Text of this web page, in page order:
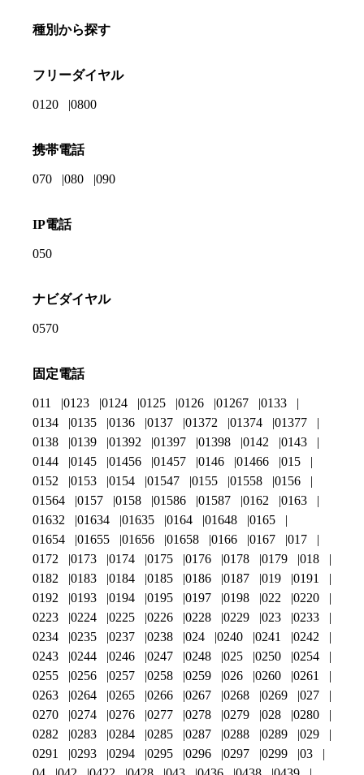
種別から探す
フリーダイヤル
0120 0800
携帯電話
070 080 090
IP電話
050
ナビダイヤル
0570
固定電話
011 0123 0124 0125 0126 01267
0133
0134
0135 0136 0137 01372 01374
01377
0138
0139 01392 01397 01398 0142
0143
0144
0145 01456 01457 0146 01466
015
0152
0153 0154 01547 0155 01558
0156
01564
0157 0158 01586 01587 0162
0163
01632
01634 01635 0164 01648
0165
01654
01655 01656 01658 0166 0167
017
0172
0173 0174 0175 0176 0178 0179
018
0182
0183 0184 0185 0186 0187 019
0191
0192
0193 0194 0195 0197 0198 022
0220
0223
0224 0225 0226 0228 0229 023
0233
0234
0235 0237 0238 024 0240 0241
0242
0243
0244 0246 0247 0248 025 0250
0254
0255
0256 0257 0258 0259 026 0260
0261
0263
0264 0265 0266 0267 0268 0269
027
0270
0274 0276 0277 0278 0279 028
0280
0282
0283 0284 0285 0287 0288 0289
029
0291
0293 0294 0295 0296 0297 0299
03